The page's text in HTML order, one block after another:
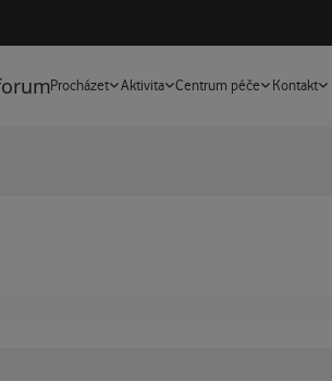
Procházet Aktivita Centrum péče Kontakt